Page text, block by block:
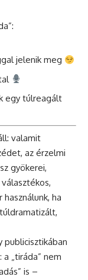
jelenik meg
egy túlreagált
valamit
az érzelmi
gyökerei,
ha
publicisztikában
„tiráda” nem
is –